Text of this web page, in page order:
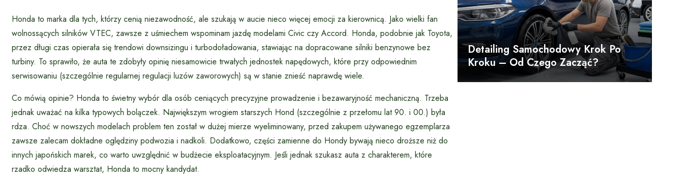
Honda to marka dla tych, którzy cenią niezawodność, ale szukają w aucie nieco więcej emocji za kierownicą. Jako wielki fan
wolnossących silników VTEC, zawsze z uśmiechem wspominam jazdę modelami Civic czy Accord. Honda, podobnie jak Toyota,
przez długi czas opierała się trendowi downsizingu i turbodoładowania, stawiając na dopracowane silniki benzynowe bez
turbiny. To sprawiło, że auta te zdobyły opinię niesamowicie trwałych jednostek napędowych, które przy odpowiednim
serwisowaniu (szczególnie regularnej regulacji luzów zaworowych) są w stanie znieść naprawdę wiele.
Co mówią opinie? Honda to świetny wybór dla osób ceniących precyzyjne prowadzenie i bezawaryjność mechaniczną. Trzeba
jednak uważać na kilka typowych bolączek. Największym wrogiem starszych Hond (szczególnie z przełomu lat 90. i 00.) była
rdza. Choć w nowszych modelach problem ten został w dużej mierze wyeliminowany, przed zakupem używanego egzemplarza
zawsze zalecam dokładne oględziny podwozia i nadkoli. Dodatkowo, części zamienne do Hondy bywają nieco droższe niż do
innych japońskich marek, co warto uwzględnić w budżecie eksploatacyjnym. Jeśli jednak szukasz auta z charakterem, które
rzadko odwiedza warsztat, Honda to mocny kandydat.
Detailing Samochodowy Krok Po
Kroku – Od Czego Zacząć?